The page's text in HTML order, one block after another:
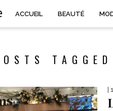
ACCUEIL BEAUTÉ
|